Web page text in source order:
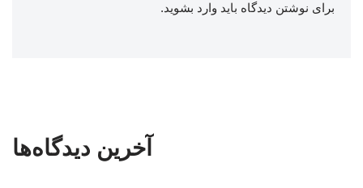
برای نوشتن دیدگاه باید وارد بشوید.
آخرین دیدگاه‌ها